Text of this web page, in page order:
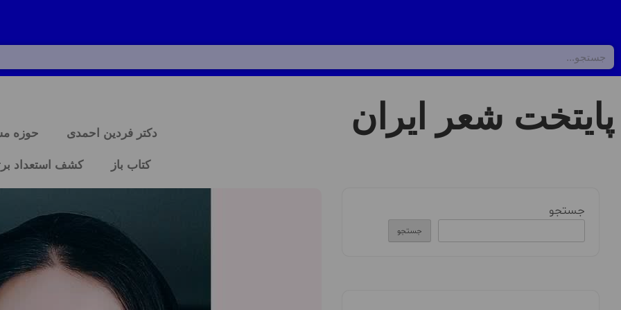
پایتخت شعر ایران دکتر فردین احمدی حوزه
کتاب باز کشف استعداد
جستجو
جستجو